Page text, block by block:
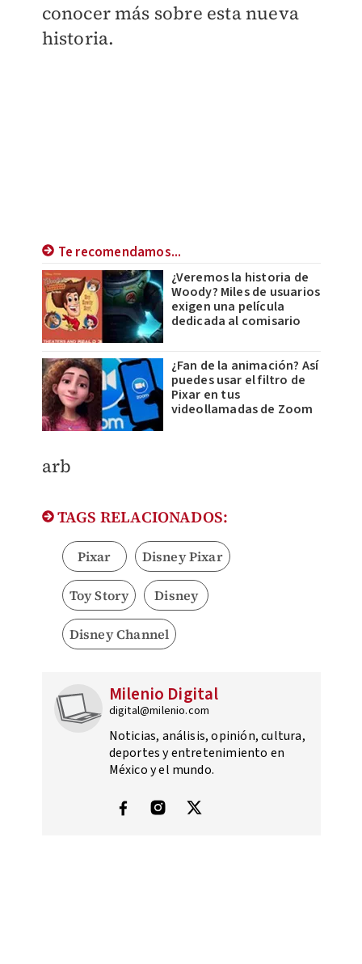
conocer más sobre esta nueva
historia.
Te recomendamos...
¿Veremos la historia de
Woody? Miles de usuarios
exigen una película
dedicada al comisario
¿Fan de la animación? Así
puedes usar el filtro de
Pixar en tus
videollamadas de Zoom
arb
TAGS RELACIONADOS:
Pixar Disney Pixar
Toy Story Disney
Disney Channel
Milenio Digital
digital@milenio.com
Noticias, análisis, opinión, cultura,
deportes y entretenimiento en
México y el mundo.